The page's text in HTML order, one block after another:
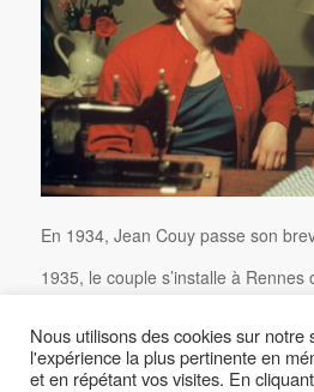
En 1934, Jean Couy passe son
1935, le couple s’installe à Rennes
(qui aujourd’hui correspond au
A l’aube de la guerre, en 1939, il
Nous utilisons des cookies sur
l'expérience la plus pertinente en
et en répétant vos visites. En